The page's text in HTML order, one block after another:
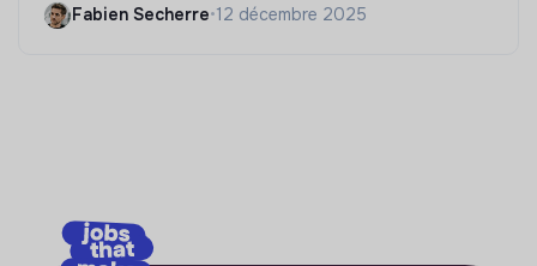
Fabien Secherre•12 décembre 2025